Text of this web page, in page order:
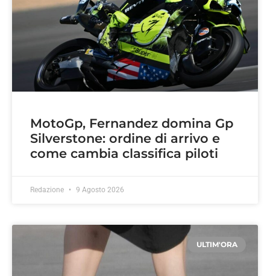
MotoGp, Fernandez domina Gp
Silverstone: ordine di arrivo e
come cambia classifica piloti
Redazione 9 Agosto 2026
ULTIM'ORA